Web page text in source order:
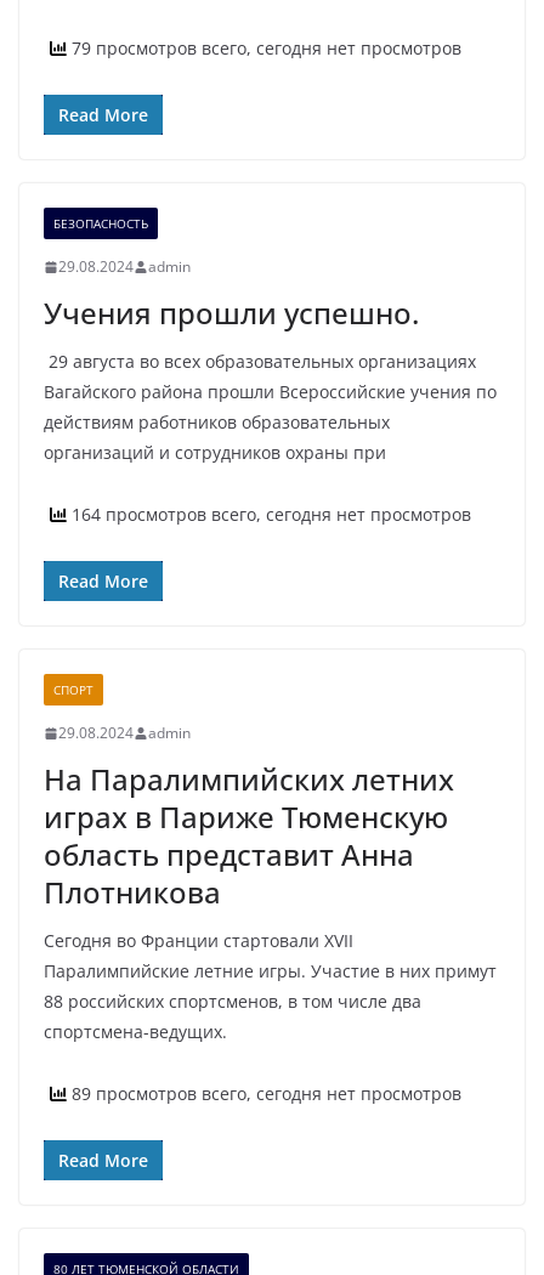
79 просмотров всего, сегодня нет просмотров
Read More
БЕЗОПАСНОСТЬ
29.08.2024 admin
Учения прошли успешно.
29 августа во всех образовательных организациях
Вагайского района прошли Всероссийские учения по
действиям работников образовательных
организаций и сотрудников охраны при
164 просмотров всего, сегодня нет просмотров
Read More
СПОРТ
29.08.2024 admin
На Паралимпийских летних
играх в Париже Тюменскую
область представит Анна
Плотникова
Сегодня во Франции стартовали ХVII
Паралимпийские летние игры. Участие в них примут
88 российских спортсменов, в том числе два
спортсмена-ведущих.
89 просмотров всего, сегодня нет просмотров
Read More
80 ЛЕТ ТЮМЕНСКОЙ ОБЛАСТИ